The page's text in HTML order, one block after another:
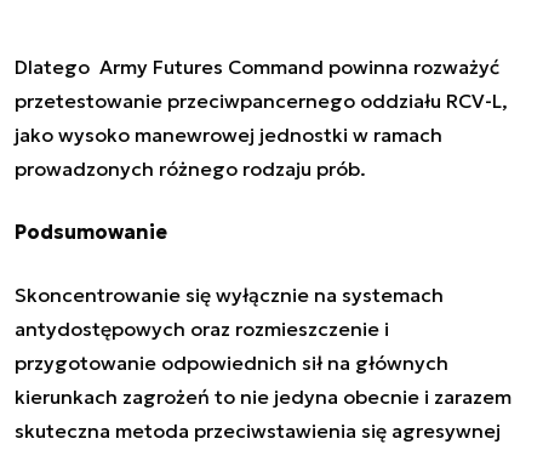
Dlatego Army Futures Command powinna rozważyć
przetestowanie przeciwpancernego oddziału RCV-L,
jako wysoko manewrowej jednostki w ramach
prowadzonych różnego rodzaju prób.
Podsumowanie
Skoncentrowanie się wyłącznie na systemach
antydostępowych oraz rozmieszczenie i
przygotowanie odpowiednich sił na głównych
kierunkach zagrożeń to nie jedyna obecnie i zarazem
skuteczna metoda przeciwstawienia się agresywnej